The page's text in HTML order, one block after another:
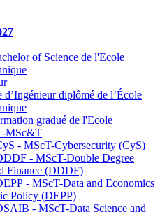
of Science de l'Ecole
d’Ingénieur diplômé de l’École
gradué de l'Ecole
-MSc&T
- MScT-Cybersecurity (CyS)
- MScT-Double Degree
Finance (DDDF)
- MScT-Data and Economics
Policy (DEPP)
- MScT-Data Science and